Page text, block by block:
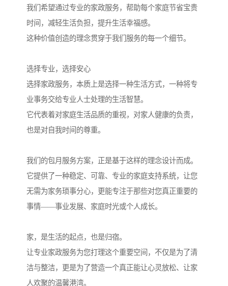
我们希望通过专业的家政服务，帮助每个家庭节省宝贵
时间，减轻生活负担，提升生活幸福感。
这种价值创造的理念贯穿于我们服务的每一个细节。
选择专业，选择安心
选择家政服务，本质上是选择一种生活方式，一种将专
业事务交给专业人士处理的生活智慧。
它代表着对家庭生活品质的重视，对家人健康的负责，
也是对自我时间的尊重。
我们的包月服务方案，正是基于这样的理念设计而成。
它提供了一种稳定、可靠、专业的家庭支持系统，让您
无需为家务琐事分心，更能专注于那些对您真正重要的
事情——事业发展、家庭时光或个人成长。
家，是生活的起点，也是归宿。
让专业家政服务为您打理这个重要空间，不仅是为了清
洁与整洁，更是为了营造一个真正能让心灵放松、让家
人欢聚的温馨港湾。